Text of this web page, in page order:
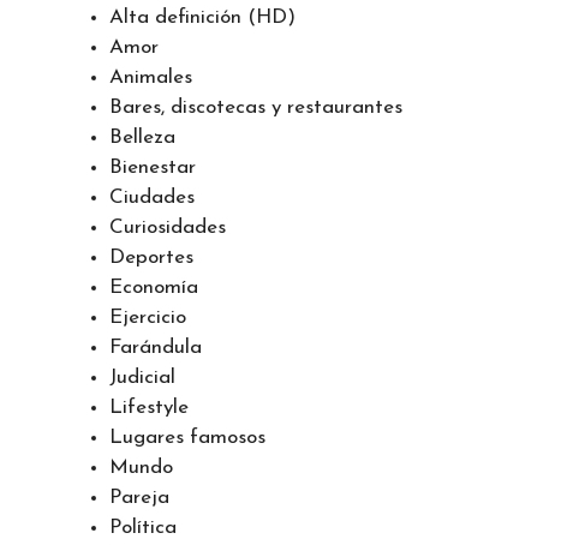
Alta definición (HD)
Amor
Animales
Bares, discotecas y restaurantes
Belleza
Bienestar
Ciudades
Curiosidades
Deportes
Economía
Ejercicio
Farándula
Judicial
Lifestyle
Lugares famosos
Mundo
Pareja
Política